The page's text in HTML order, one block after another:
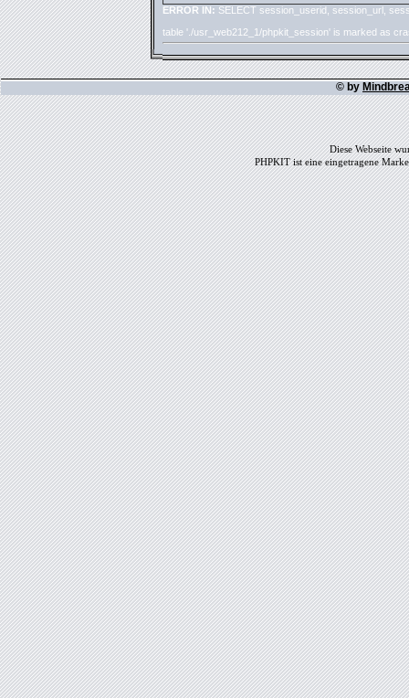
ERROR IN: SELECT session_userid, session_url,
table './usr_web212_1/phpkit_session' is marked as
© by
Diese Webseite
PHPKIT ist eine eingetragene